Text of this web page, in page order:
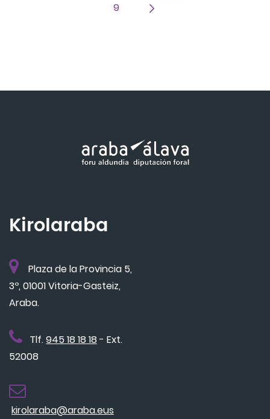
Página
9
Kirolaraba
Plaza de la Provincia 5,
3º, 01001 Vitoria-Gasteiz,
Araba.
Tlf.945 18 18 18 - Ext.
52008
kirolaraba@araba.eus